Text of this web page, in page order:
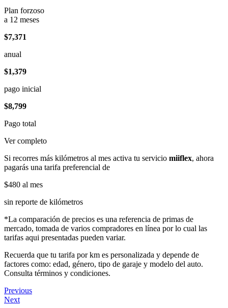
Plan forzoso
a 12 meses
$7,371
anual
$1,379
pago inicial
$8,799
Pago total
Ver completo
Si recorres más kilómetros al mes activa tu servicio miiflex, ahora
pagarás una tarifa preferencial de
$480 al mes
sin reporte de kilómetros
*La comparación de precios es una referencia de primas de
mercado, tomada de varios compradores en línea por lo cual las
tarifas aqui presentadas pueden variar.
Recuerda que tu tarifa por km es personalizada y depende de
factores como: edad, género, tipo de garaje y modelo del auto.
Consulta términos y condiciones.
Previous
Next